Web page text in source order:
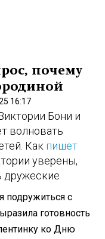
почему
16:17
Бони и
волновать
Как пишет
уверены,
дружеские
подружиться с
готовность
ко Дню